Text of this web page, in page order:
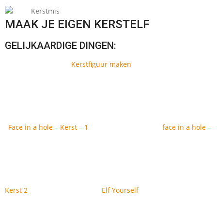
Kerstmis
MAAK JE EIGEN KERSTELF
GELIJKAARDIGE DINGEN:
Kerstfiguur maken
Face in a hole – Kerst – 1 face in a hole –
Kerst 2 Elf Yourself